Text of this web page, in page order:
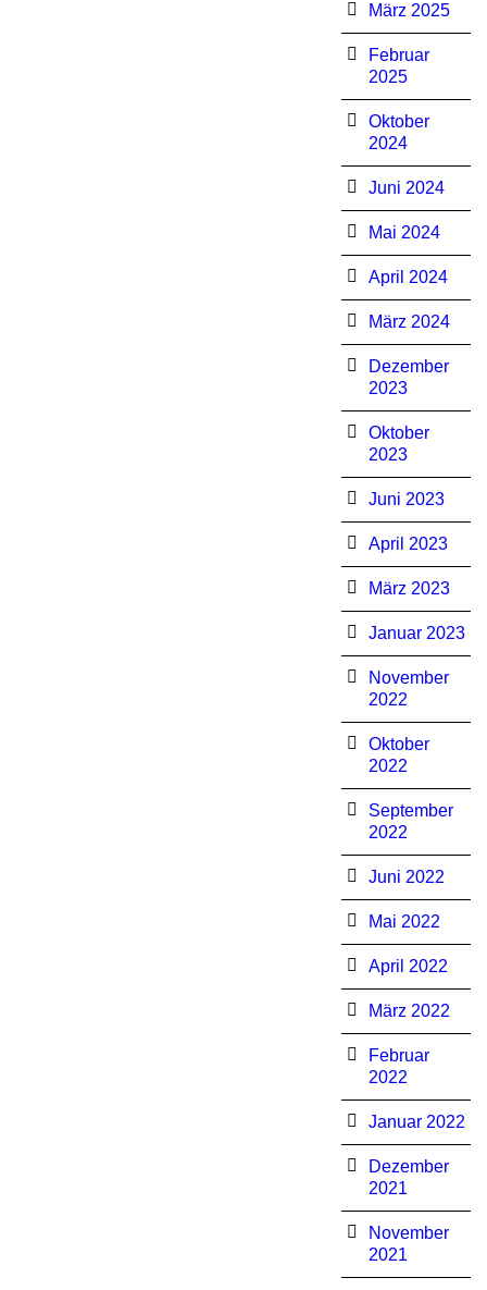
März 2025
Februar
2025
Oktober
2024
Juni 2024
Mai 2024
April 2024
März 2024
Dezember
2023
Oktober
2023
Juni 2023
April 2023
März 2023
Januar 2023
November
2022
Oktober
2022
September
2022
Juni 2022
Mai 2022
April 2022
März 2022
Februar
2022
Januar 2022
Dezember
2021
November
2021